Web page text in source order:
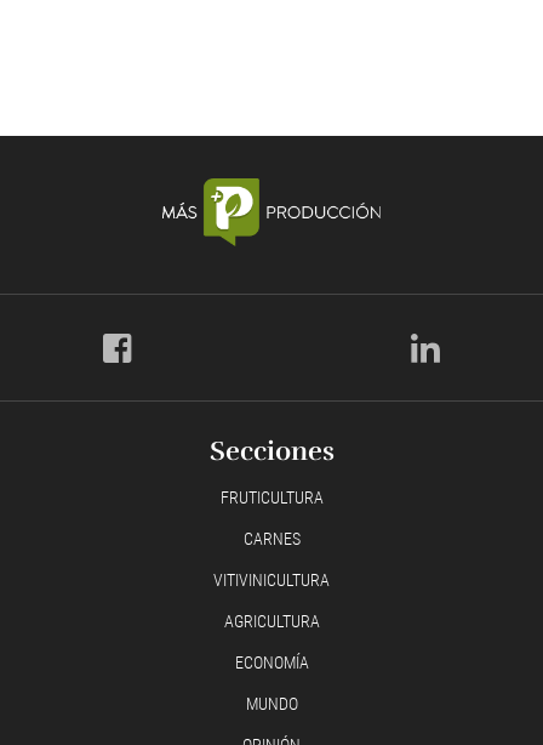
Secciones
FRUTICULTURA
CARNES
VITIVINICULTURA
AGRICULTURA
ECONOMÍA
MUNDO